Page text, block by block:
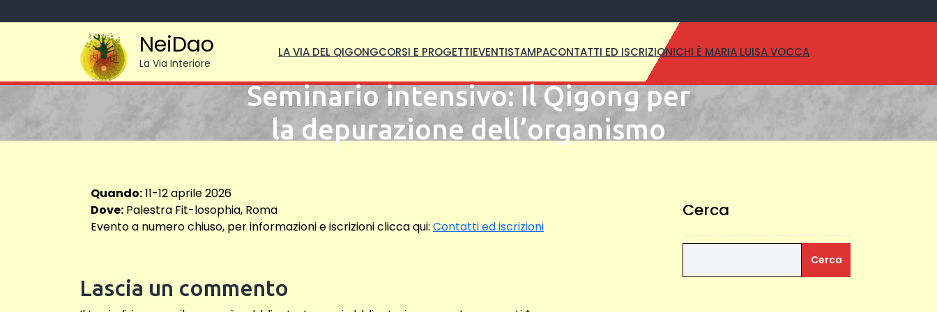
to
NeiDao
La Via Interiore
LA VIA DEL QIGONGCORSI E PROGETTIEVENTISTAMPACONTATTI ED ISCRIZIONICHI È MARIA LUISA VOCCA
Seminario intensivo: Il Qigong per
la depurazione dell’organismo
Quando:11-12 aprile 2026
Dove: Palestra Fit-losophia, Roma
Evento a numero chiuso, per informazioni e iscrizioni clicca qui: Contatti ed iscrizioni
Lascia un commento
Cerca
Cerca